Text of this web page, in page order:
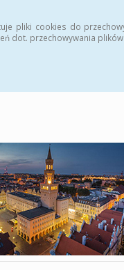
pliki cookies do
dot. przechowywania